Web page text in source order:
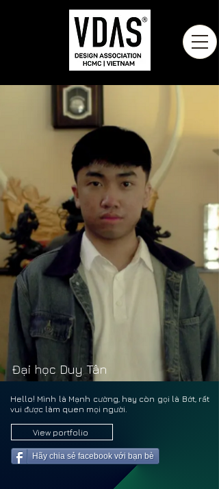
Đại học Duy Tân
Hello! Mình là Mạnh cường, hay còn gọi là Bớt, rất
vui được làm quen mọi người.
View portfolio
Hãy chia sẻ facebook với bạn bè